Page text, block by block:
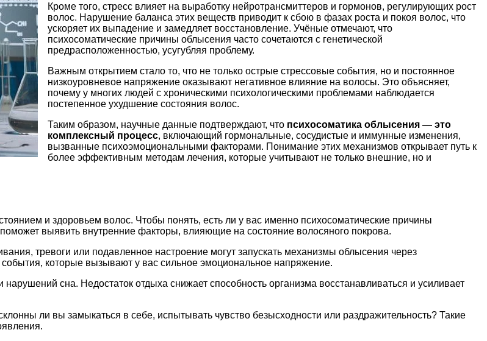
Кроме того, стресс влияет на выработку нейротрансмиттеров и гормонов, регулирующих рост
волос. Нарушение баланса этих веществ приводит к сбою в фазах роста и покоя волос, что
ускоряет их выпадение и замедляет восстановление. Учёные отмечают, что
психосоматические причины облысения часто сочетаются с генетической
предрасположенностью, усугубляя проблему.
Важным открытием стало то, что не только острые стрессовые события, но и постоянное
низкоуровневое напряжение оказывают негативное влияние на волосы. Это объясняет,
почему у многих людей с хроническими психологическими проблемами наблюдается
постепенное ухудшение состояния волос.
Таким образом, научные данные подтверждают, что психосоматика облысения — это
комплексный процесс, включающий гормональные, сосудистые и иммунные изменения,
вызванные психоэмоциональными факторами. Понимание этих механизмов открывает путь к
более эффективным методам лечения, которые учитывают не только внешние, но и
и здоровьем волос. Чтобы понять, есть ли у вас именно психосоматические причины
выявить внутренние факторы, влияющие на состояние волосяного покрова.
тревоги или подавленное настроение могут запускать механизмы облысения через
которые вызывают у вас сильное эмоциональное напряжение.
сна. Недостаток отдыха снижает способность организма восстанавливаться и усиливает
ли вы замыкаться в себе, испытывать чувство безысходности или раздражительность? Такие